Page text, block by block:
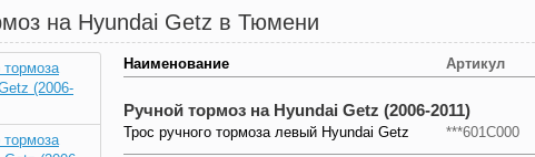
на Hyundai Getz в Тюмени
Наименование Артикул
Ручной тормоз на Hyundai Getz (2006-2011)
Трос ручного тормоза левый Hyundai Getz ***601C000